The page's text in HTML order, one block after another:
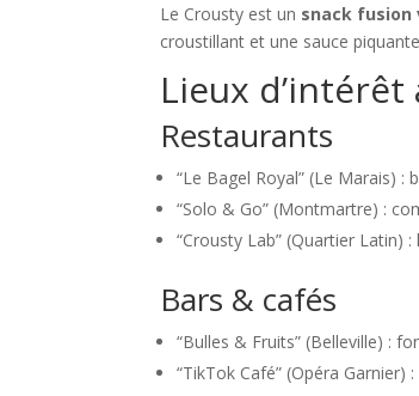
Le Crousty est un snack fusion
croustillant et une sauce
Lieux
Restaurants
“Le Bagel Royal” (Le Marais)
“Solo & Go” (Montmartre) :
“Crousty Lab” (Quartier Latin)
Bars & cafés
“Bulles & Fruits” (Belleville) :
“TikTok Café” (Opéra